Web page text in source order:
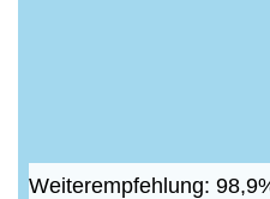
Weiterempfehlung: